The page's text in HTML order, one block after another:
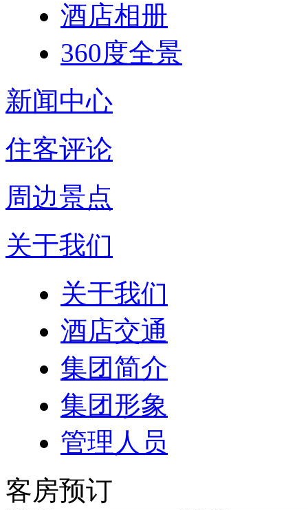
酒店相册
360度全景
新闻中心
住客评论
周边景点
关于我们
关于我们
酒店交通
集团简介
集团形象
管理人员
客房预订